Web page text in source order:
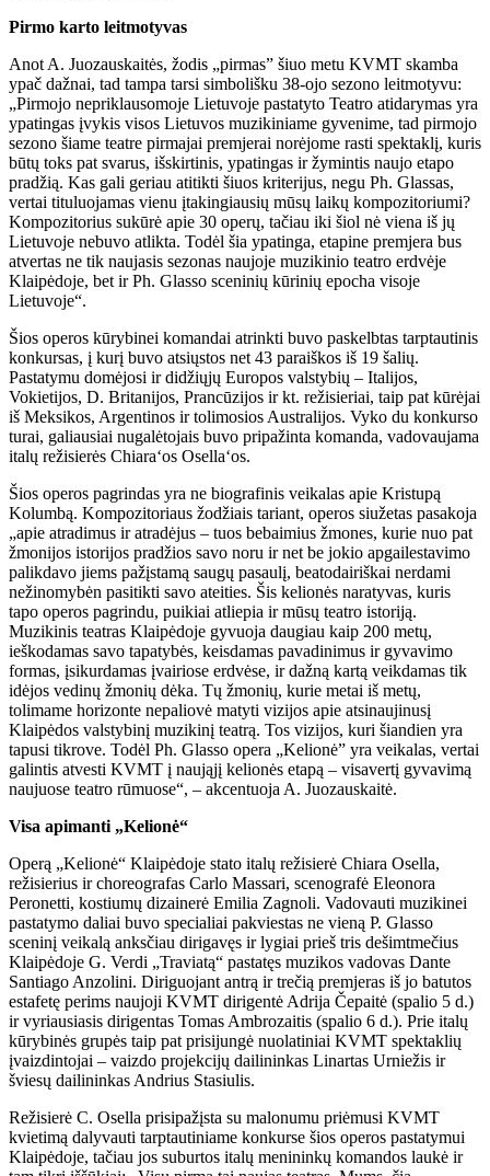
Pirmo karto leitmotyvas
Anot A. Juozauskaitės, žodis „pirmas” šiuo metu KVMT skamba
ypač dažnai, tad tampa tarsi simbolišku 38-ojo sezono leitmotyvu:
„Pirmojo nepriklausomoje Lietuvoje pastatyto Teatro atidarymas yra
ypatingas įvykis visos Lietuvos muzikiniame gyvenime, tad pirmojo
sezono šiame teatre pirmajai premjerai norėjome rasti spektaklį, kuris
būtų toks pat svarus, išskirtinis, ypatingas ir žymintis naujo etapo
pradžią. Kas gali geriau atitikti šiuos kriterijus, negu Ph. Glassas,
vertai tituluojamas vienu įtakingiausių mūsų laikų kompozitoriumi?
Kompozitorius sukūrė apie 30 operų, tačiau iki šiol nė viena iš jų
Lietuvoje nebuvo atlikta. Todėl šia ypatinga, etapine premjera bus
atvertas ne tik naujasis sezonas naujoje muzikinio teatro erdvėje
Klaipėdoje, bet ir Ph. Glasso sceninių kūrinių epocha visoje
Lietuvoje“.
Šios operos kūrybinei komandai atrinkti buvo paskelbtas tarptautinis
konkursas, į kurį buvo atsiųstos net 43 paraiškos iš 19 šalių.
Pastatymu domėjosi ir didžiųjų Europos valstybių – Italijos,
Vokietijos, D. Britanijos, Prancūzijos ir kt. režisieriai, taip pat kūrėjai
iš Meksikos, Argentinos ir tolimosios Australijos. Vyko du konkurso
turai, galiausiai nugalėtojais buvo pripažinta komanda, vadovaujama
italų režisierės Chiara‘os Osella‘os.
Šios operos pagrindas yra ne biografinis veikalas apie Kristupą
Kolumbą. Kompozitoriaus žodžiais tariant, operos siužetas pasakoja
„apie atradimus ir atradėjus – tuos bebaimius žmones, kurie nuo pat
žmonijos istorijos pradžios savo noru ir net be jokio apgailestavimo
palikdavo jiems pažįstamą saugų pasaulį, beatodairiškai nerdami
nežinomybėn pasitikti savo ateities. Šis kelionės naratyvas, kuris
tapo operos pagrindu, puikiai atliepia ir mūsų teatro istoriją.
Muzikinis teatras Klaipėdoje gyvuoja daugiau kaip 200 metų,
ieškodamas savo tapatybės, keisdamas pavadinimus ir gyvavimo
formas, įsikurdamas įvairiose erdvėse, ir dažną kartą veikdamas tik
idėjos vedinų žmonių dėka. Tų žmonių, kurie metai iš metų,
tolimame horizonte nepaliovė matyti vizijos apie atsinaujinusį
Klaipėdos valstybinį muzikinį teatrą. Tos vizijos, kuri šiandien yra
tapusi tikrove. Todėl Ph. Glasso opera „Kelionė” yra veikalas, vertai
galintis atvesti KVMT į naująjį kelionės etapą – visavertį gyvavimą
naujuose teatro rūmuose“, – akcentuoja A. Juozauskaitė.
Visa apimanti „Kelionė“
Operą „Kelionė“ Klaipėdoje stato italų režisierė Chiara Osella,
režisierius ir choreografas Carlo Massari, scenografė Eleonora
Peronetti, kostiumų dizainerė Emilia Zagnoli. Vadovauti muzikinei
pastatymo daliai buvo specialiai pakviestas ne vieną P. Glasso
sceninį veikalą anksčiau dirigavęs ir lygiai prieš tris dešimtmečius
Klaipėdoje G. Verdi „Traviatą“ pastatęs muzikos vadovas Dante
Santiago Anzolini. Diriguojant antrą ir trečią premjeras iš jo batutos
estafetę perims naujoji KVMT dirigentė Adrija Čepaitė (spalio 5 d.)
ir vyriausiasis dirigentas Tomas Ambrozaitis (spalio 6 d.). Prie italų
kūrybinės grupės taip pat prisijungė nuolatiniai KVMT spektaklių
įvaizdintojai – vaizdo projekcijų dailininkas Linartas Urniežis ir
šviesų dailininkas Andrius Stasiulis.
Režisierė C. Osella prisipažįsta su malonumu priėmusi KVMT
kvietimą dalyvauti tarptautiniame konkurse šios operos pastatymui
Klaipėdoje, tačiau jos suburtos italų menininkų komandos laukė ir